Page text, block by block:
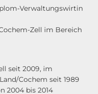
Verwaltungswirtin
Zell im Bereich
seit 2009, im
Cochem seit 1989
2004 bis 2014